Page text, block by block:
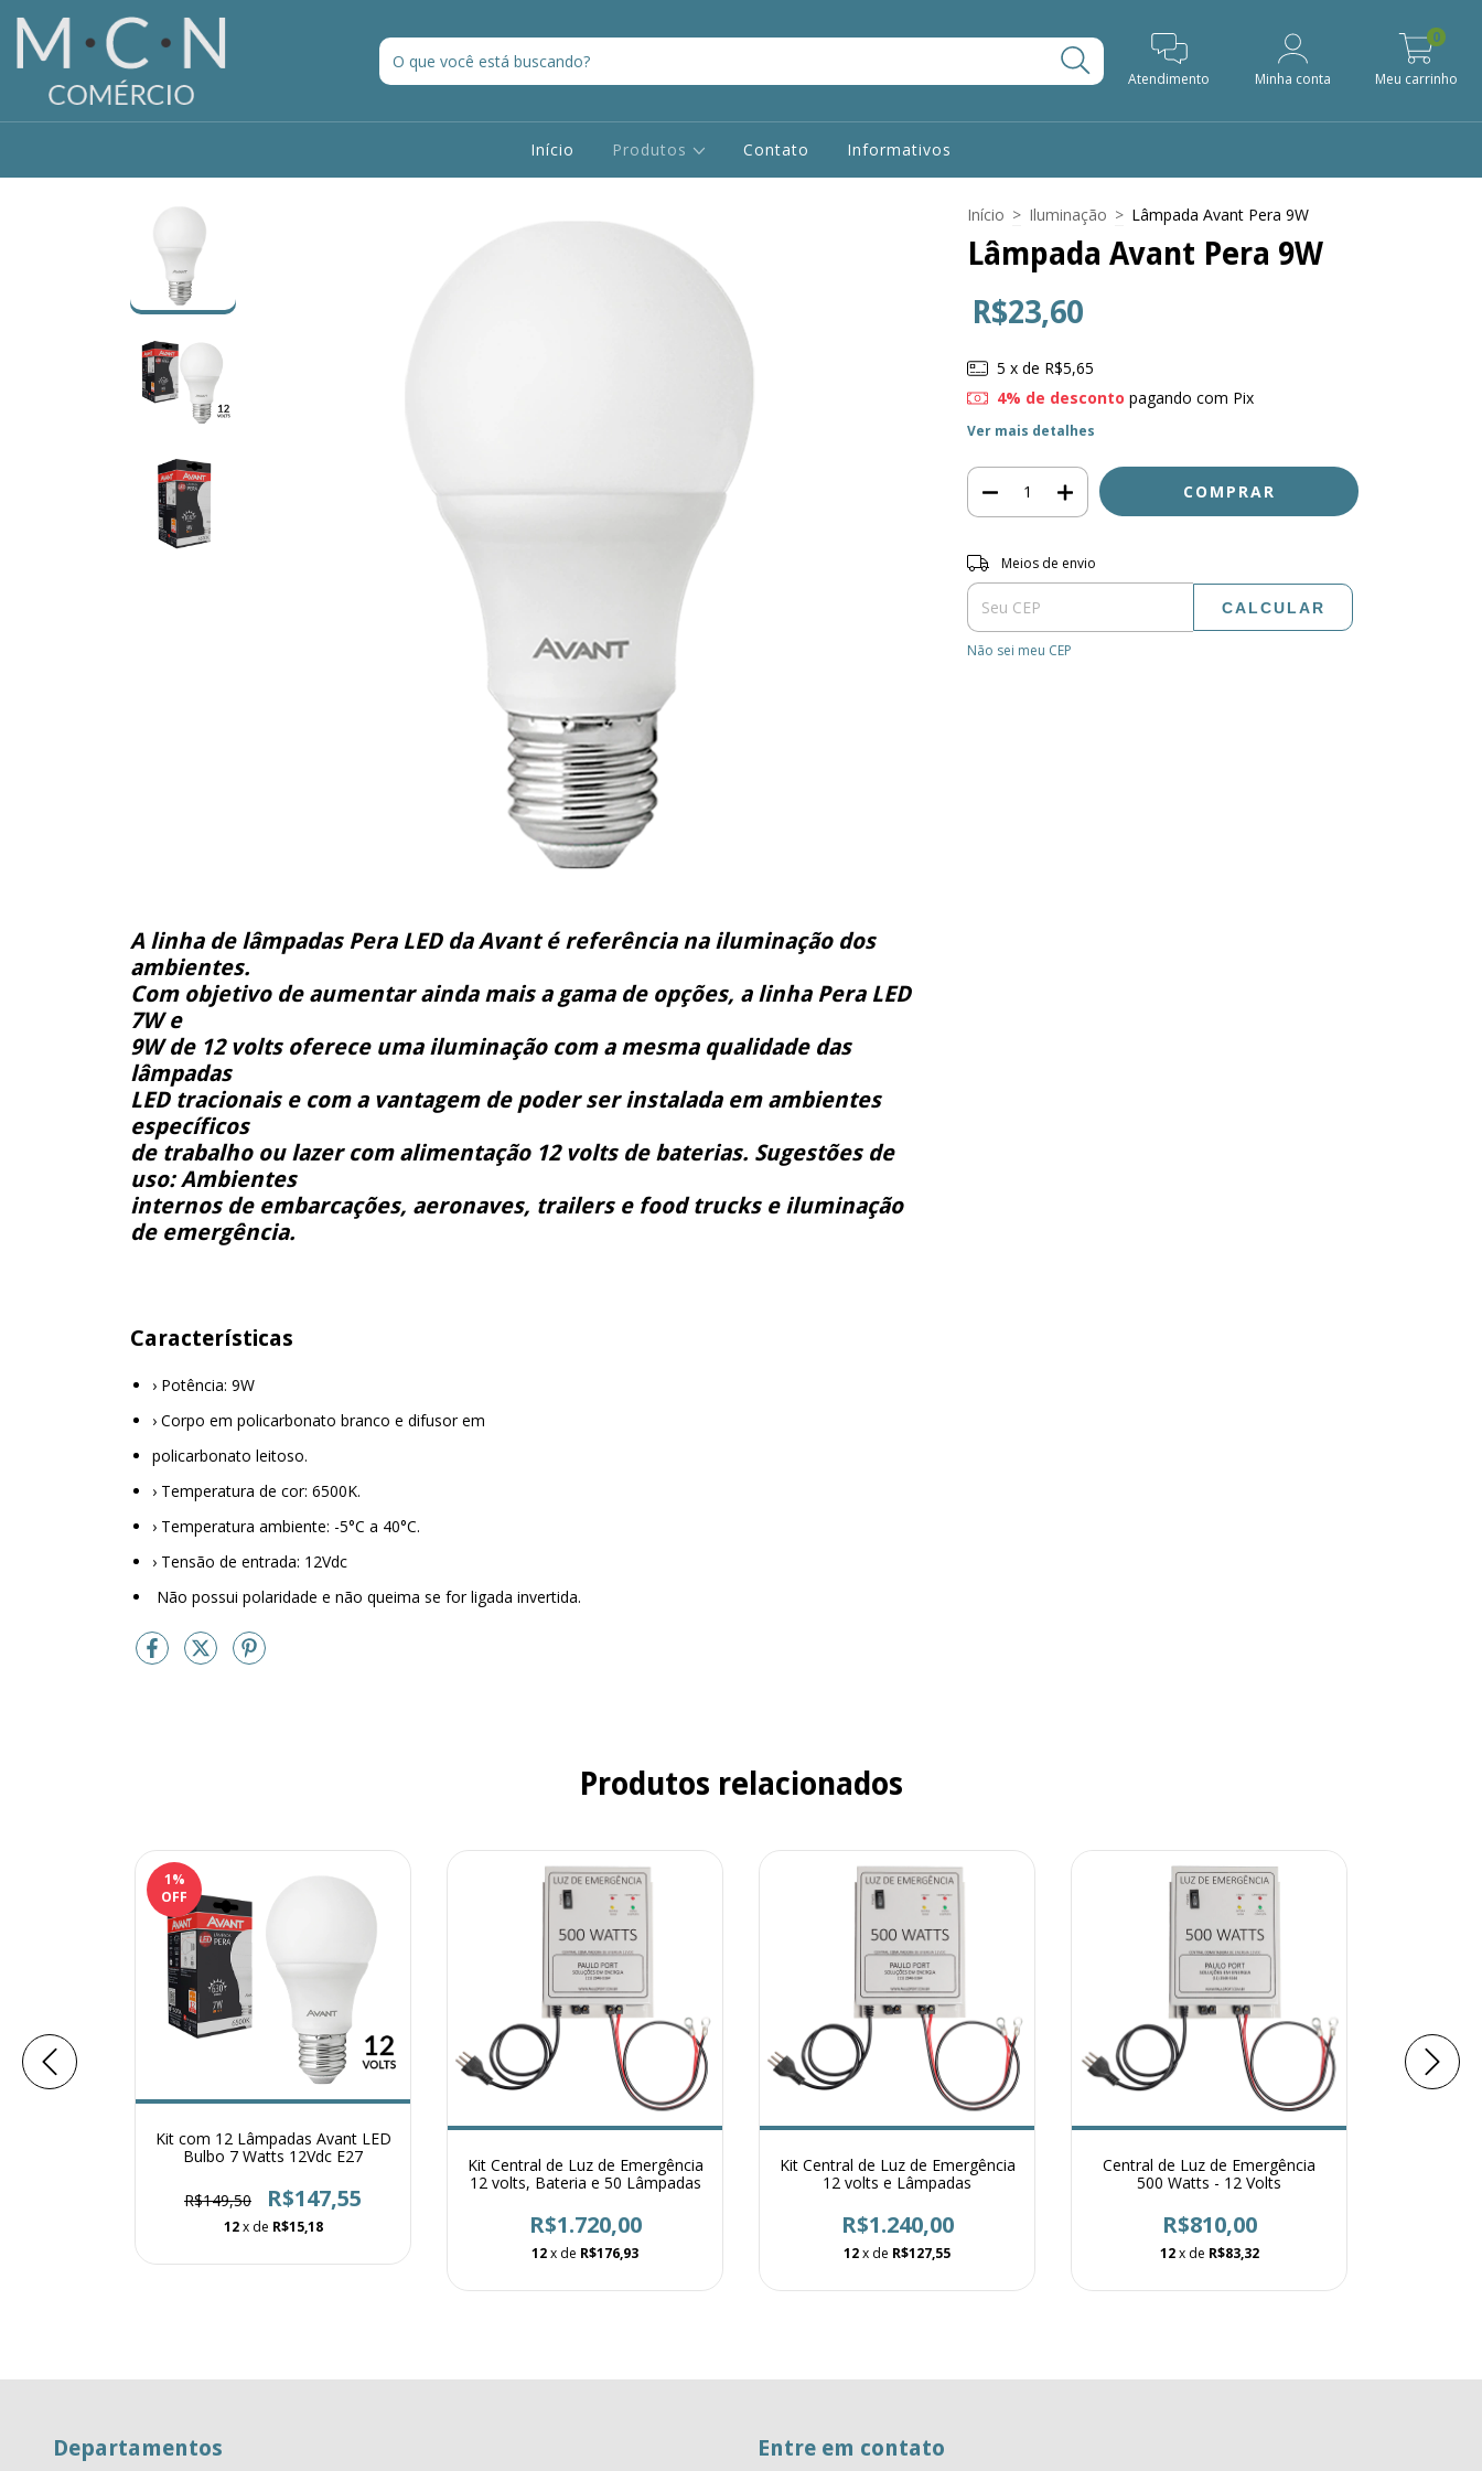
Atendimento Minha conta Meu carrinho
0
Início Produtos Contato Informativos
A linha de lâmpadas Pera LED da Avant é referência na iluminação dos
ambientes.
Com objetivo de aumentar ainda mais a gama de opções, a linha Pera LED
7W e
9W de 12 volts oferece uma iluminação com a mesma qualidade das
lâmpadas
LED tracionais e com a vantagem de poder ser instalada em ambientes
específicos
de trabalho ou lazer com alimentação 12 volts de baterias. Sugestões de
uso: Ambientes
internos de embarcações, aeronaves, trailers e food trucks e iluminação
de emergência.
Características
› Potência: 9W
› Corpo em policarbonato branco e difusor em
policarbonato leitoso.
› Temperatura de cor: 6500K.
› Temperatura ambiente: -5°C a 40°C.
› Tensão de entrada: 12Vdc
Não possui polaridade e não queima se for ligada invertida.
Início > Iluminação > Lâmpada Avant Pera 9W
Lâmpada Avant Pera 9W
R$23,60
5 x de R$5,65
4% de desconto pagando com Pix
Ver mais detalhes
Entregas para o CEP:
Meios de envio
CALCULAR
Não sei meu CEP
Produtos relacionados
1%
OFF
Kit com 12 Lâmpadas Avant LED
Bulbo 7 Watts 12Vdc E27
R$149,50 R$147,55
12 x de R$15,18
Kit Central de Luz de Emergência
12 volts, Bateria e 50 Lâmpadas
R$1.720,00
12x de R$176,93
Kit Central de Luz de Emergência
12 volts e Lâmpadas
R$1.240,00
12x de R$127,55
Central de Luz de Emergência
500 Watts - 12 Volts
R$810,00
12 x de R$83,32
Departamentos Entre em contato